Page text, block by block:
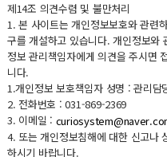
제14조 의견수렴 및 불만처리
1. 본 사이트는 개인정보보호와 관련
구를 개설하고 있습니다. 개인정보와
정보 관리책임자에게 의견을 주시면
니다.
1.개인정보 보호책임자 성명 : 관리담
2. 전화번호 : 031-869-2369
3. 이메일 :
4. 또는 개인정보침해에 대한 신고나
하시기 바랍니다.